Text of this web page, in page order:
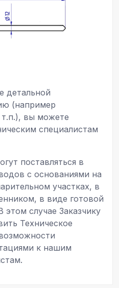
детальной
(например
вы можете
специалистам
поставляться в
с основаниями на
участках, в
в виде готовой
случае Заказчику
Техническое
к нашим